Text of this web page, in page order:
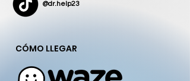
@dr.help23
CÓMO LLEGAR